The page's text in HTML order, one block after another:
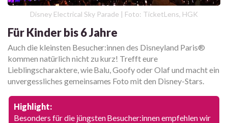
Disney Electrical Sky Parade | Foto: TicketLens, HGK
Für Kinder bis 6 Jahre
Auch die kleinsten Besucher:innen des Disneyland Paris®
kommen natürlich nicht zu kurz! Trefft eure
Lieblingscharaktere, wie Balu, Goofy oder Olaf und macht ein
unvergessliches gemeinsames Foto mit den Disney-Stars.
Highlight:
Besonders für die jüngsten Besucher:innen empfehlen wir